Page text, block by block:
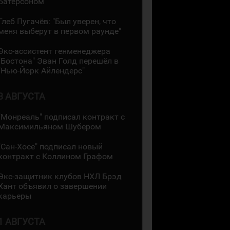
Пугачёв: "Был уверен, что
выберут в первом раунде"
ассистент генменеджера
Эван Голд перешёл в
Йорк Айлендерс"
АВГУСТА
подписал контракт с
Шубером
Хосе" подписал новый
с Коллином Графом
защитник клубов НХЛ Брэд
объявил о завершении
АВГУСТА